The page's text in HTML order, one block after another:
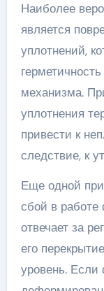
Наиболее
является
уплотнений,
механизма.
уплотнения
привести к
следствие, к
Еще одной
сбой в
отвечает за
его
уровень.